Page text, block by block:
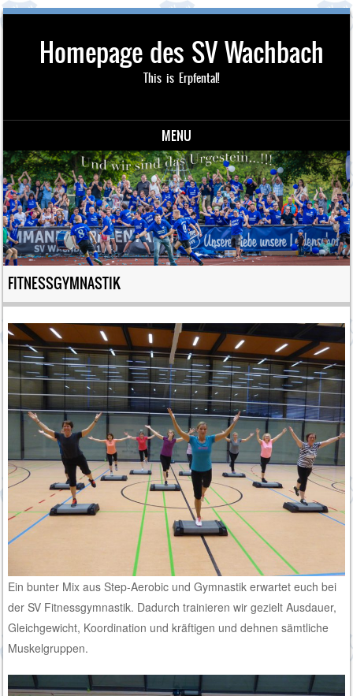
Homepage des SV Wachbach
This is Erpfental!
MENU
Skip to content
FITNESSGYMNASTIK
Ein bunter Mix aus Step-Aerobic und Gymnastik erwartet euch bei
der SV Fitnessgymnastik. Dadurch trainieren wir gezielt Ausdauer,
Gleichgewicht, Koordination und kräftigen und dehnen sämtliche
Muskelgruppen.